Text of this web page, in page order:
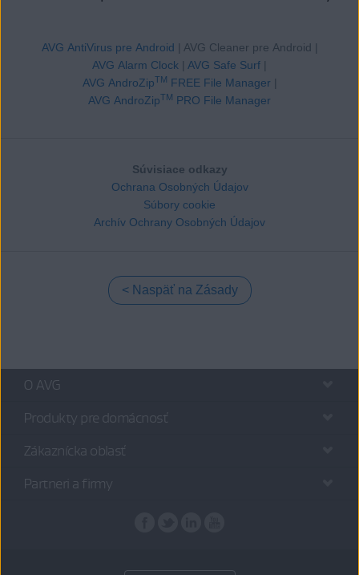
AVG AntiVirus pre Android | AVG Cleaner pre Android |
AVG Alarm Clock | AVG Safe Surf |
AVG AndroZipTM FREE File Manager |
AVG AndroZipTM PRO File Manager
Súvisiace odkazy
Ochrana Osobných Údajov
Súbory cookie
Archív Ochrany Osobných Údajov
Naspäť na Zásady
O AVG
Produkty pre domácnosť
Zákaznícka oblasť
Partneri a firmy